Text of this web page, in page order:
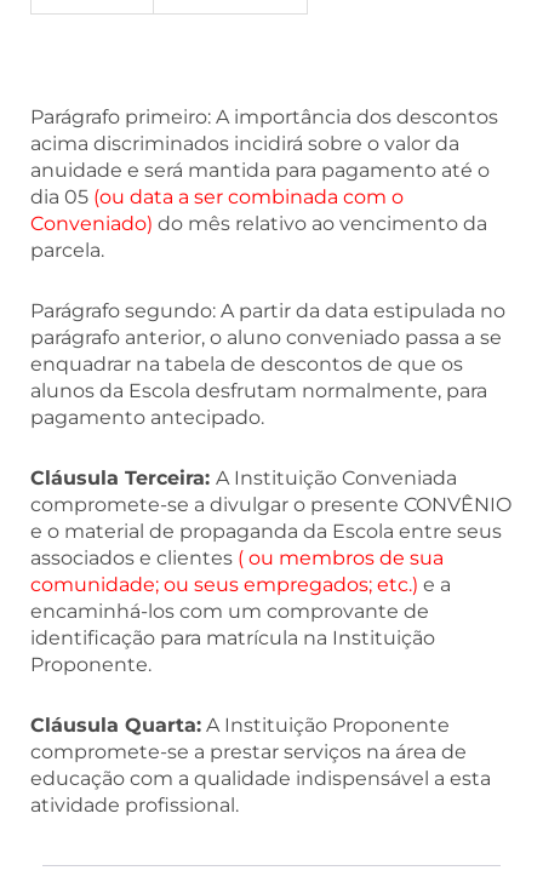
Parágrafo primeiro: A importância dos descontos
acima discriminados incidirá sobre o valor da
anuidade e será mantida para pagamento até o
dia 05 (ou data a ser combinada com o
Conveniado) do mês relativo ao vencimento da
parcela.
Parágrafo segundo: A partir da data estipulada no
parágrafo anterior, o aluno conveniado passa a se
enquadrar na tabela de descontos de que os
alunos da Escola desfrutam normalmente, para
pagamento antecipado.
Cláusula Terceira: A Instituição Conveniada
compromete-se a divulgar o presente CONVÊNIO
e o material de propaganda da Escola entre seus
associados e clientes ( ou membros de sua
comunidade; ou seus empregados; etc.) e a
encaminhá-los com um comprovante de
identificação para matrícula na Instituição
Proponente.
Cláusula Quarta: A Instituição Proponente
compromete-se a prestar serviços na área de
educação com a qualidade indispensável a esta
atividade profissional.